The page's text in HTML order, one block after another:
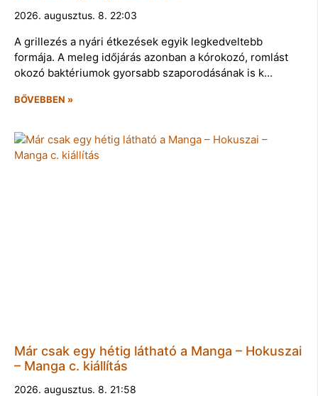
2026. augusztus. 8. 22:03
A grillezés a nyári étkezések egyik legkedveltebb
formája. A meleg időjárás azonban a kórokozó, romlást
okozó baktériumok gyorsabb szaporodásának is k…
BŐVEBBEN »
Már csak egy hétig látható a Manga – Hokuszai
– Manga c. kiállítás
2026. augusztus. 8. 21:58